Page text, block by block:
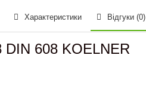
Характеристики Відгуки (0)
DIN 608 KOELNER